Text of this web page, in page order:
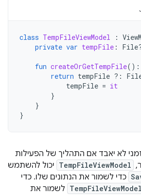
class TempFileViewModel :
private var tempFile :
fun createOrGetTempFile():
return tempFile ?:
tempFile = it
}
}
}
לא יאבד אם התהליך של הפעילות
TempFileViewModel יכול להשתמש
כדי לשמור את הנתונים שלו. כדי
TempFileViewModel לשמור את